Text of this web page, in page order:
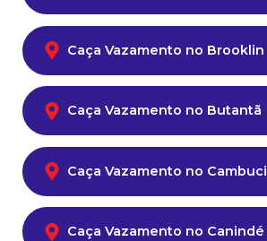
Caça Vazamento no Brooklin
Caça Vazamento no Butantã
Caça Vazamento no Cambuci
Caça Vazamento no Canindé